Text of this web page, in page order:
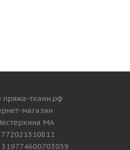
пряжа-ткани.рф
магазин
МА